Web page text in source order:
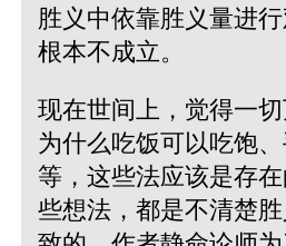
胜义中依靠胜义量进
根本不成立。
现在世间上，觉得一切
为什么吃饭可以吃饱
等，这些法应该是存
些想法，都是不清楚